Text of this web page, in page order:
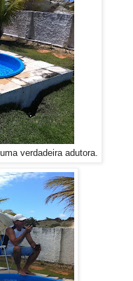
verdadeira adutora.